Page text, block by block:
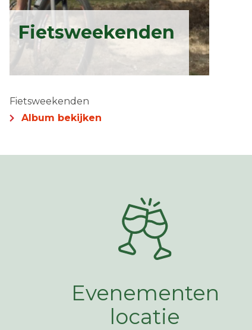
Fietsweekenden
Fietsweekenden
Album bekijken
Evenementen
locatie